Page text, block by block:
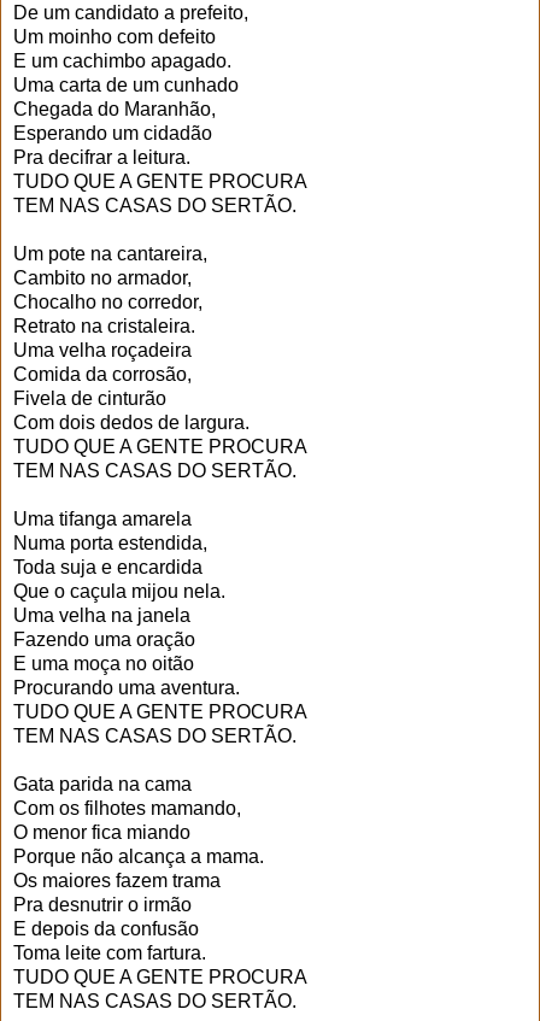
De um candidato a prefeito,
Um moinho com defeito
E um cachimbo apagado.
Uma carta de um cunhado
Chegada do Maranhão,
Esperando um cidadão
Pra decifrar a leitura.
TUDO QUE A GENTE PROCURA
TEM NAS CASAS DO SERTÃO.
Um pote na cantareira,
Cambito no armador,
Chocalho no corredor,
Retrato na cristaleira.
Uma velha roçadeira
Comida da corrosão,
Fivela de cinturão
Com dois dedos de largura.
TUDO QUE A GENTE PROCURA
TEM NAS CASAS DO SERTÃO.
Uma tifanga amarela
Numa porta estendida,
Toda suja e encardida
Que o caçula mijou nela.
Uma velha na janela
Fazendo uma oração
E uma moça no oitão
Procurando uma aventura.
TUDO QUE A GENTE PROCURA
TEM NAS CASAS DO SERTÃO.
Gata parida na cama
Com os filhotes mamando,
O menor fica miando
Porque não alcança a mama.
Os maiores fazem trama
Pra desnutrir o irmão
E depois da confusão
Toma leite com fartura.
TUDO QUE A GENTE PROCURA
TEM NAS CASAS DO SERTÃO.